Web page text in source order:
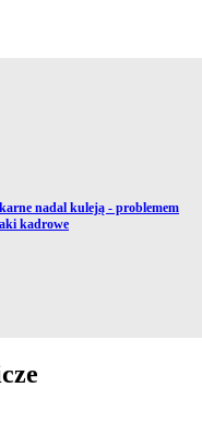
nadal kuleją - problemem
kadrowe